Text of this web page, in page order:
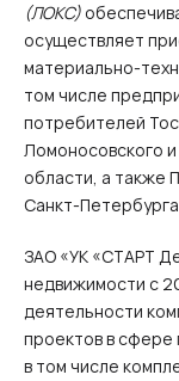
(ЛОКС)
осуществляет
материально-
том числе
потребителей
Ломоносовского
области, а также
Санкт-
ЗАО «УК «СТАРТ
недвижимости с
деятельности
проектов в сфере
в том числе